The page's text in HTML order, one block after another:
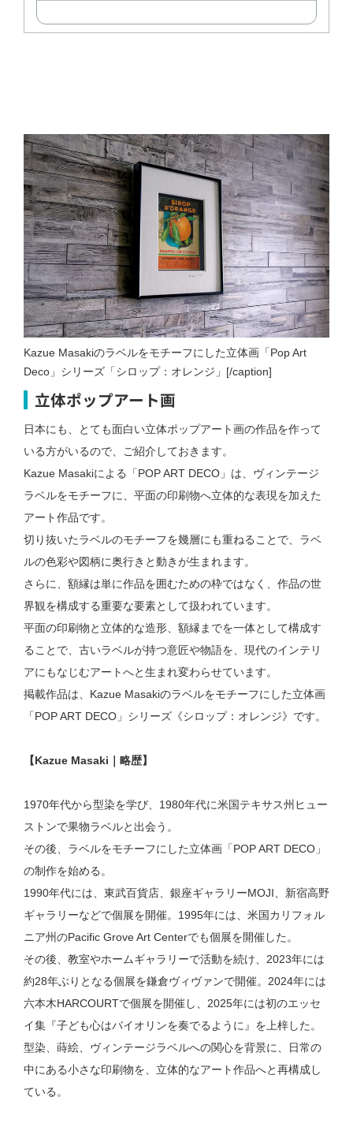
Kazue Masakiのラベルをモチーフにした立体画「Pop Art
Deco」シリーズ「シロップ：オレンジ」[/caption]
立体ポップアート画
日本にも、とても面白い立体ポップアート画の作品を作って
いる方がいるので、ご紹介しておきます。
Kazue Masakiによる「POP ART DECO」は、ヴィンテージ
ラベルをモチーフに、平面の印刷物へ立体的な表現を加えた
アート作品です。
切り抜いたラベルのモチーフを幾層にも重ねることで、ラベ
ルの色彩や図柄に奥行きと動きが生まれます。
さらに、額縁は単に作品を囲むための枠ではなく、作品の世
界観を構成する重要な要素として扱われています。
平面の印刷物と立体的な造形、額縁までを一体として構成す
ることで、古いラベルが持つ意匠や物語を、現代のインテリ
アにもなじむアートへと生まれ変わらせています。
掲載作品は、Kazue Masakiのラベルをモチーフにした立体画
「POP ART DECO」シリーズ《シロップ：オレンジ》です。
【Kazue Masaki｜略歴】
1970年代から型染を学び、1980年代に米国テキサス州ヒュー
ストンで果物ラベルと出会う。
その後、ラベルをモチーフにした立体画「POP ART DECO」
の制作を始める。
1990年代には、東武百貨店、銀座ギャラリーMOJI、新宿高野
ギャラリーなどで個展を開催。1995年には、米国カリフォル
ニア州のPacific Grove Art Centerでも個展を開催した。
その後、教室やホームギャラリーで活動を続け、2023年には
約28年ぶりとなる個展を鎌倉ヴィヴァンで開催。2024年には
六本木HARCOURTで個展を開催し、2025年には初のエッセ
イ集『子ども心はバイオリンを奏でるように』を上梓した。
型染、蒔絵、ヴィンテージラベルへの関心を背景に、日常の
中にある小さな印刷物を、立体的なアート作品へと再構成し
ている。